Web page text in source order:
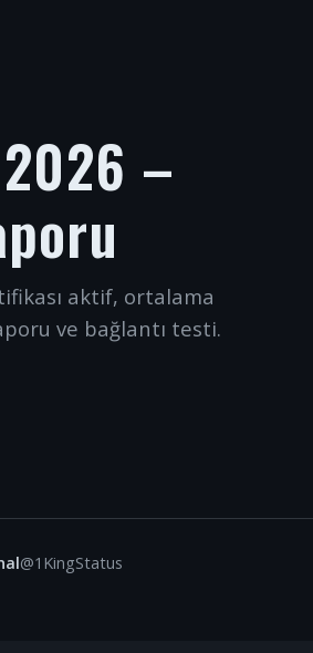
–
aktif, ortalama
ve bağlantı testi.
@1KingStatus